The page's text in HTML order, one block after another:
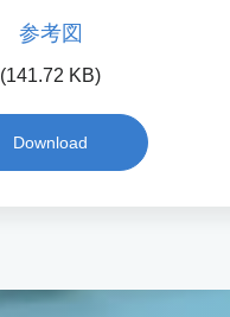
参考図
(141.72 KB)
Download